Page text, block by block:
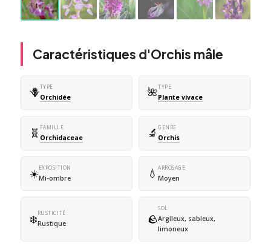
Caractéristiques d'Orchis mâle
🪻TYPE
Orchidée 🌺TYPE
Plante vivace
🧬 FAMILLE
Orchidaceae 🔬 GENRE
Orchis
☀️EXPOSITION
Mi-ombre 💧 ARROSAGE
Moyen
❄️RUSTICITÉ
Rustique 🪨
SOL
Argileux, sableux,
limoneux